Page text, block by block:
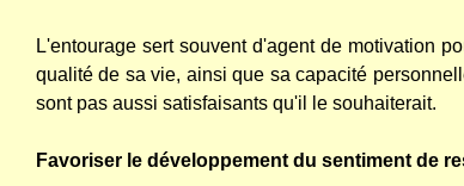
L'entourage sert souvent d'agent de motivation
qualité de sa vie, ainsi que sa capacité
sont pas aussi satisfaisants qu'il le souhaiterait.
Favoriser le développement du sentiment de